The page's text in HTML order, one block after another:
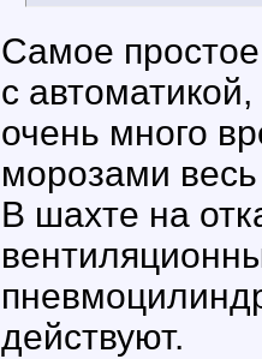
Самое
с
очень много
морозами
В шахте на
действуют.